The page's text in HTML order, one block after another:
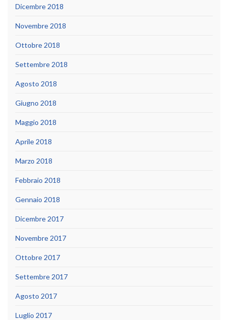
Dicembre 2018
Novembre 2018
Ottobre 2018
Settembre 2018
Agosto 2018
Giugno 2018
Maggio 2018
Aprile 2018
Marzo 2018
Febbraio 2018
Gennaio 2018
Dicembre 2017
Novembre 2017
Ottobre 2017
Settembre 2017
Agosto 2017
Luglio 2017